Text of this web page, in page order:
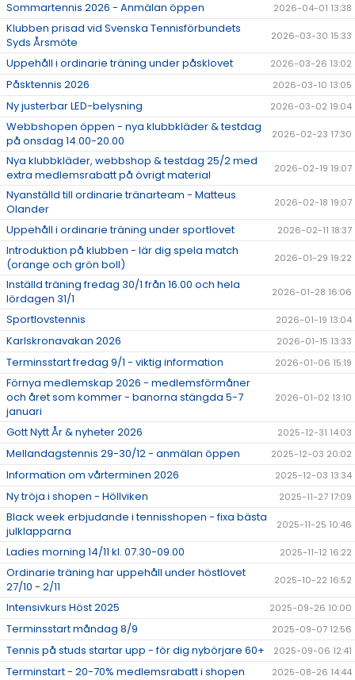
Sommartennis 2026 - Anmälan öppen 2026-04-01 13:38
Klubben prisad vid Svenska Tennisförbundets
Syds Årsmöte
2026-03-30 15:33
Uppehåll i ordinarie träning under påsklovet 2026-03-26 13:02
Påsktennis 2026 2026-03-10 13:05
Ny justerbar LED-belysning 2026-03-02 19:04
Webbshopen öppen - nya klubbkläder & testdag
på onsdag 14.00-20.00
2026-02-23 17:30
Nya klubbkläder, webbshop & testdag 25/2 med
extra medlemsrabatt på övrigt material
2026-02-19 19:07
Nyanställd till ordinarie tränarteam - Matteus
Olander
2026-02-18 19:07
Uppehåll i ordinarie träning under sportlovet 2026-02-11 18:37
Introduktion på klubben - lär dig spela match
(orange och grön boll)
2026-01-29 19:22
Inställd träning fredag 30/1 från 16.00 och hela
lördagen 31/1
2026-01-28 16:06
Sportlovstennis 2026-01-19 13:04
Karlskronavakan 2026 2026-01-15 13:33
Terminsstart fredag 9/1 - viktig information 2026-01-06 15:19
Förnya medlemskap 2026 - medlemsförmåner
och året som kommer - banorna stängda 5-7
januari
2026-01-02 13:10
Gott Nytt År & nyheter 2026 2025-12-31 14:03
Mellandagstennis 29-30/12 - anmälan öppen 2025-12-03 20:02
Information om vårterminen 2026 2025-12-03 13:34
Ny tröja i shopen - Höllviken 2025-11-27 17:09
Black week erbjudande i tennisshopen - fixa bästa
julklapparna
2025-11-25 10:46
Ladies morning 14/11 kl. 07.30-09.00 2025-11-12 16:22
Ordinarie träning har uppehåll under höstlovet
27/10 - 2/11
2025-10-22 16:52
Intensivkurs Höst 2025 2025-09-26 10:00
Terminsstart måndag 8/9 2025-09-07 12:56
Tennis på studs startar upp - för dig nybörjare 60+ 2025-09-06 12:41
Terminstart - 20-70% medlemsrabatt i shopen
2025-08-26 14:44